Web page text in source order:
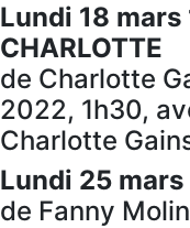
Lundi 18
CHARLOTTE
de Charlotte
2022, 1h30,
Charlotte
Lundi 25
de Fanny